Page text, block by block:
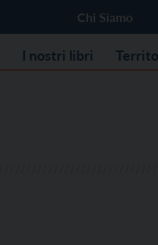
Chi Siamo
I nostri libri